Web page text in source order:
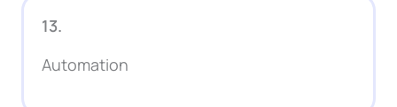
13.
Automation